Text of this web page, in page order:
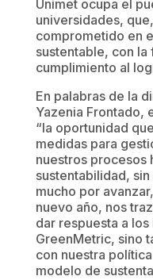
Unimet ocupa el
universidades,
comprometido en
sustentable, con
cumplimiento al
En palabras de la
Yazenia Frontado,
“la oportunidad
medidas para
nuestros procesos
sustentabilidad,
mucho por
nuevo año, nos
dar respuesta a
GreenMetric, sino
con nuestra
modelo de